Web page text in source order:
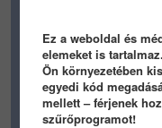
Ez a weboldal és
elemeket is
Ön környezetében
egyedi kód
mellett – férjenek
szűrőprogramot!